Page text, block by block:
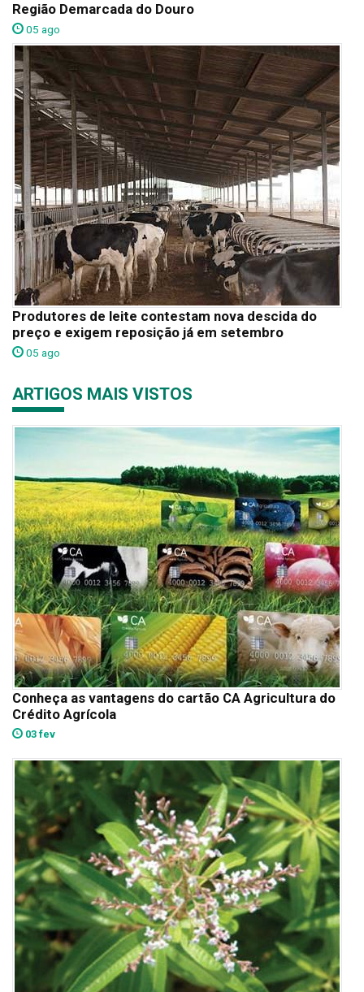
Região Demarcada do Douro
05 ago
Produtores de leite contestam nova descida do
preço e exigem reposição já em setembro
05 ago
ARTIGOS MAIS VISTOS
Conheça as vantagens do cartão CA Agricultura do
Crédito Agrícola
03 fev